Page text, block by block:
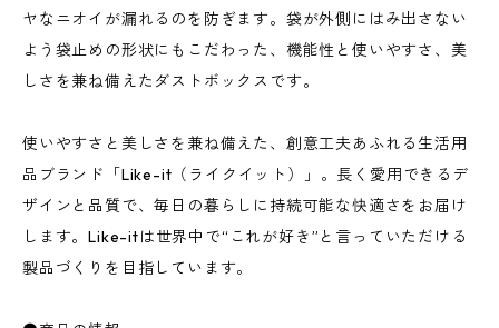
ヤなニオイが漏れるのを防ぎます。袋が外側にはみ出さない
よう袋止めの形状にもこだわった、機能性と使いやすさ、美
しさを兼ね備えたダストボックスです。
使いやすさと美しさを兼ね備えた、創意工夫あふれる生活用
品ブランド「Like-it（ライクイット）」。長く愛用できるデ
ザインと品質で、毎日の暮らしに持続可能な快適さをお届け
します。Like-itは世界中で“これが好き”と言っていただける
製品づくりを目指しています。